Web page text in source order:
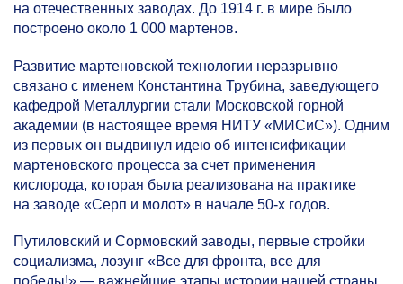
на отечественных заводах. До 1914 г. в мире было
построено около 1 000 мартенов.
Развитие мартеновской технологии неразрывно
связано с именем Константина Трубина, заведующего
кафедрой Металлургии стали Московской горной
академии (в настоящее время НИТУ «МИСиС»). Одним
из первых он выдвинул идею об интенсификации
мартеновского процесса за счет применения
кислорода, которая была реализована на практике
на заводе «Серп и молот» в начале 50-х годов.
Путиловский и Сормовский заводы, первые стройки
социализма, лозунг «Все для фронта, все для
победы!» — важнейшие этапы истории нашей страны